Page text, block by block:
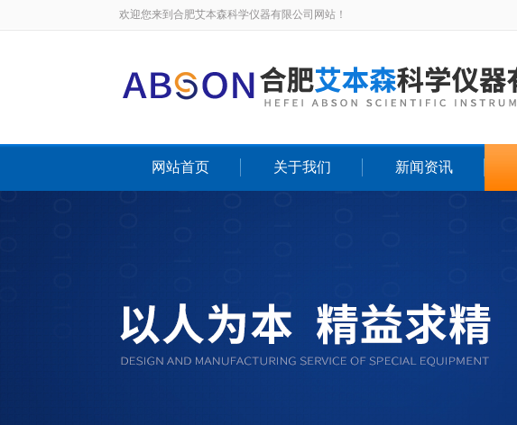
欢迎您来到合肥艾本森科学仪器有限公司网站！
网站首页 关于我们 新闻资讯